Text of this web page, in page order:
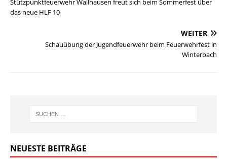
Stützpunktfeuerwehr Wallhausen freut sich beim Sommerfest über
das neue HLF 10
WEITER
Schauübung der Jugendfeuerwehr beim Feuerwehrfest in
Winterbach
NEUESTE BEITRÄGE